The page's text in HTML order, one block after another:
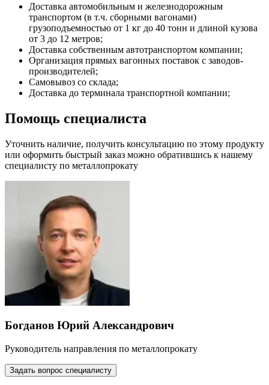
Доставка автомобильным и железнодорожным
транспортом (в т.ч. сборными вагонами)
грузоподъемностью от 1 кг до 40 тонн и длиной кузова
от 3 до 12 метров;
Доставка собственным автотранспортом компании;
Организация прямых вагонных поставок с заводов-
производителей;
Самовывоз со склада;
Доставка до терминала транспортной компании;
Помощь специалиста
Уточнить наличие, получить консультацию по этому продукту
или оформить быстрый заказ можно обратившись к нашему
специалисту по металлопрокату
Богданов Юрий Александрович
Руководитель направления по металлопрокату
Задать вопрос специалисту